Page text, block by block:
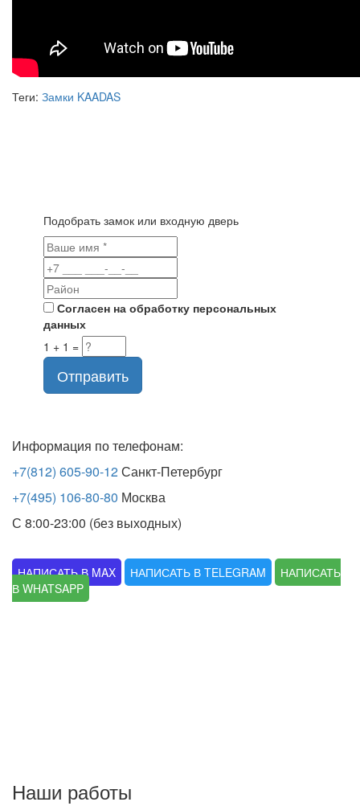
Теги: Замки KAADAS
Подобрать замок или входную дверь
Согласен на обработку персональных
данных
1 + 1 =
Отправить
Информация по телефонам:
+7(812) 605-90-12Санкт-Петербург
+7(495) 106-80-80 Москва
С 8:00-23:00 (без выходных)
НАПИСАТЬ В MAX НАПИСАТЬ В TELEGRAM
НАПИСАТЬ
В WHATSAPP
Наши работы